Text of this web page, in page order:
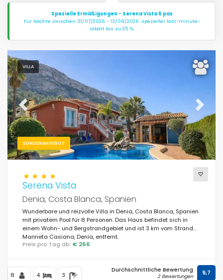
Spezielle Ermäßigungen - Serena Vista 6 pax
Für Nächte zwischen 01/07/2026 - 13/09/2026: spezieller last-minute-
rabatt bis zu 25 %.
VILLA
SONDERANGEBOT
Previous Next
Serena Vista
Denia, Costa Blanca, Spanien
Wunderbare und reizvolle Villa in Denia, Costa Blanca, Spanien
mit privatem Pool für 8 Personen. Das Haus befindet sich in
einem Wohn- und Bergstrandgebiet und ist 3 km vom Strand
Marineta Casiana, Denia, entfernt.
Preis pro Tag ab: € 266
8 4 3
Durchschnittliche Bewertung
2 Bewertungen 9,7